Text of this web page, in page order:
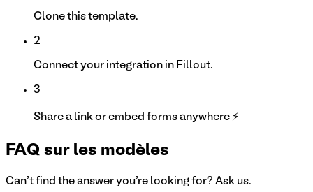
Clone this template.
2
Connect your integration in Fillout.
3
Share a link or embed forms anywhere ⚡
FAQ sur les modèles
Can't find the answer you're looking for? Ask us.